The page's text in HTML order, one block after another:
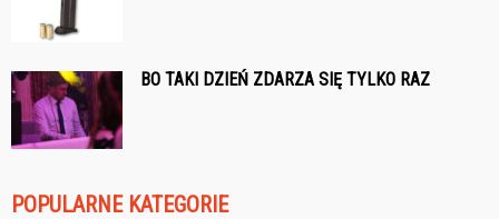
BO TAKI DZIEŃ ZDARZA SIĘ TYLKO RAZ
POPULARNE KATEGORIE